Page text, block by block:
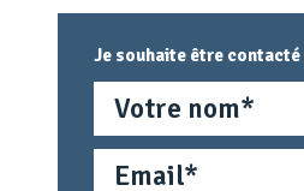
Je souhaite être